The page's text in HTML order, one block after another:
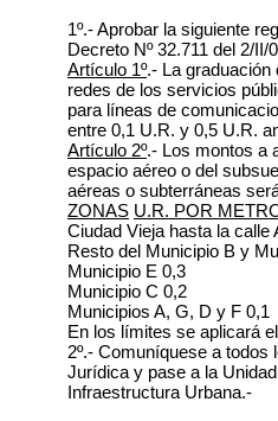
1º.- Aprobar la siguiente
Decreto Nº 32.711 del 2/II/
Artículo 1º.- La graduación
redes de los servicios
para líneas de
entre 0,1 U.R. y 0,5 U.R.
Artículo 2º.- Los montos a
espacio aéreo o del
aéreas o subterráneas
ZONAS U.R. POR
Ciudad Vieja hasta la calle
Resto del Municipio B y
Municipio E 0,3
Municipio C 0,2
Municipios A, G, D y F 0,1
En los límites se aplicará
2º.- Comuníquese a
Jurídica y pase a la
Infraestructura Urbana.-